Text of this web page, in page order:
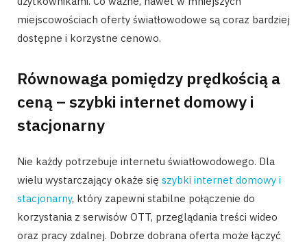
miejscowościach oferty światłowodowe są coraz bardziej
dostępne i korzystne cenowo.
Równowaga pomiędzy prędkością a
ceną – szybki internet domowy i
stacjonarny
Nie każdy potrzebuje internetu światłowodowego. Dla
wielu wystarczający okaże się szybki internet domowy i
stacjonarny, który zapewni stabilne połączenie do
korzystania z serwisów OTT, przeglądania treści wideo
oraz pracy zdalnej. Dobrze dobrana oferta może łączyć